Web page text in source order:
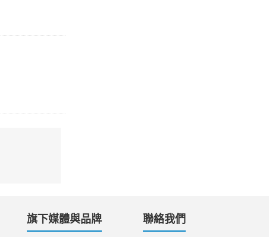
旗下媒體與品牌 聯絡我們